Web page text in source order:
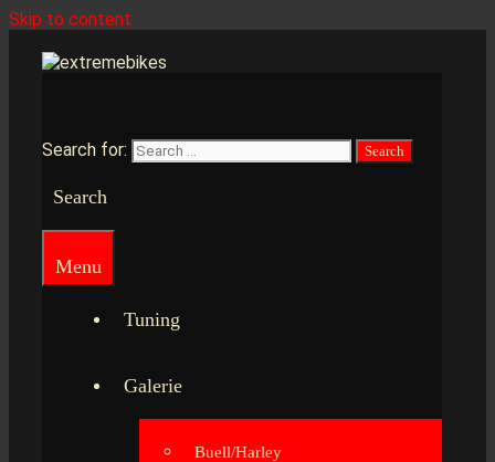
Skip to content
Search for:
Search
Menu
Tuning
Galerie
Buell/Harley